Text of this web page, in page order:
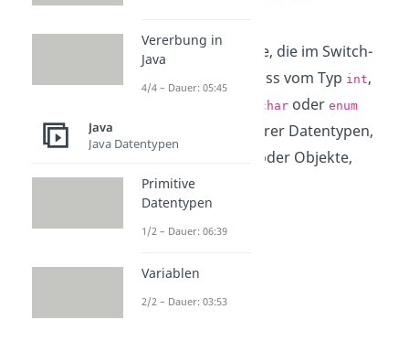
Wichtig:Die Variable, die im Switch-
Statement steht, muss vom Typ int,
charoder enum
sein. Variablen anderer Datentypen,
zum Beispiel floats oder Objekte,
funktionieren nicht.
Vererbung in
Java
4/4 – Dauer: 05:45
Java
Java Datentypen
Primitive
Datentypen
1/2 – Dauer: 06:39
Variablen
2/2 – Dauer: 03:53